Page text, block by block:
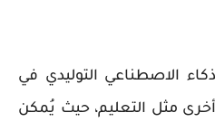
الاصطناعي التوليدي في
مثل التعليم، حيث يُمكن